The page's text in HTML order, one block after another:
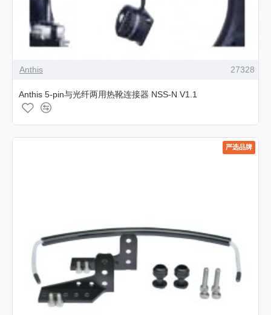
Anthis 27328
Anthis 5-pin与光纤两用热靴连接器 NSS-N V1.1
严选品牌